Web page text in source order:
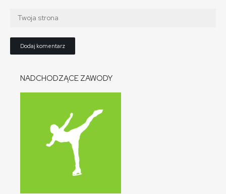
NADCHODZĄCE ZAWODY